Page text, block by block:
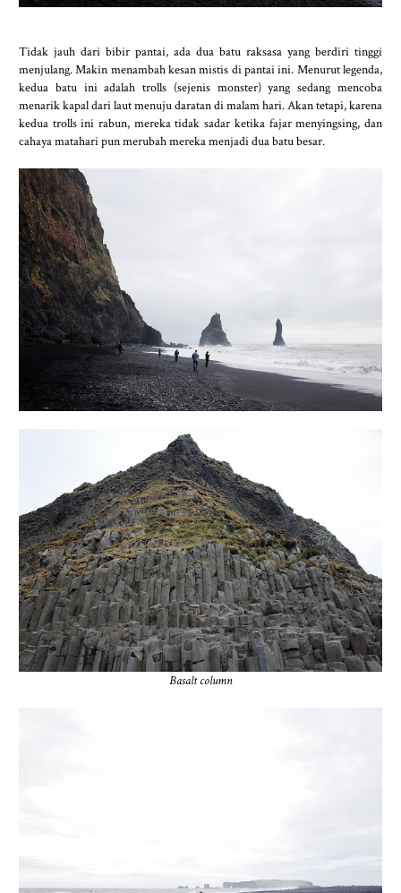
Tidak jauh dari bibir pantai, ada dua batu raksasa yang berdiri tinggi
menjulang. Makin menambah kesan mistis di pantai ini. Menurut legenda,
kedua batu ini adalah trolls (sejenis monster) yang sedang mencoba
menarik kapal dari laut menuju daratan di malam hari. Akan tetapi, karena
kedua trolls ini rabun, mereka tidak sadar ketika fajar menyingsing, dan
cahaya matahari pun merubah mereka menjadi dua batu besar.
Basalt column